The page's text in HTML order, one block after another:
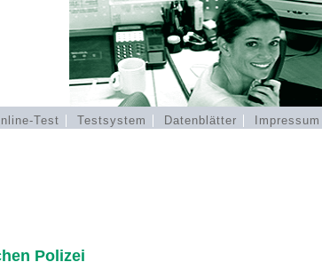
Test Testsystem Datenblätter Impressum
Polizei